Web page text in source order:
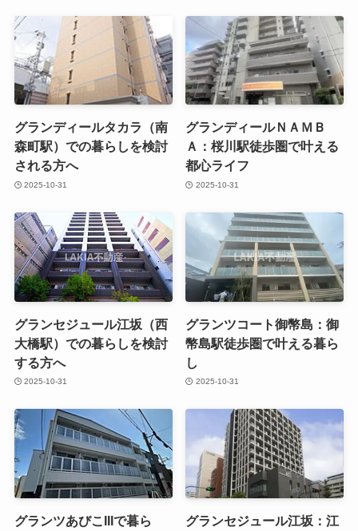
グランディールタカラ（南
森町駅）での暮らしを検討
される方へ
2025-10-31
グランディールＮＡＭＢ
Ａ：桜川駅徒歩圏で叶える
都心ライフ
2025-10-31
グランセジュール江坂（西
大橋駅）での暮らしを検討
する方へ
2025-10-31
グランツコート御幣島：御
幣島駅徒歩圏で叶える暮ら
し
2025-10-31
グランツあびこIIIで暮ら
グランセジュール江坂：江